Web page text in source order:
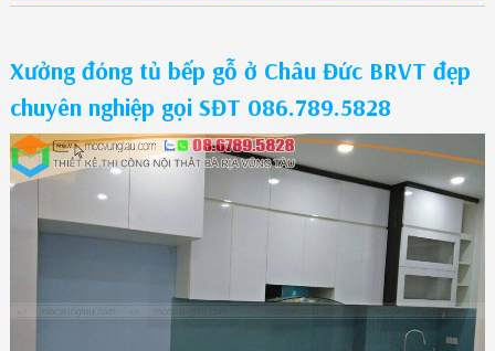
Xưởng đóng tủ bếp gỗ ở Châu Đức BRVT đẹp
chuyên nghiệp gọi SĐT 086.789.5828